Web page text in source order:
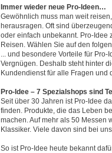
Immer wieder neue Pro-Ideen…
Gewöhnlich muss man weit
herausragen. Oft sind
oder einfach unbekannt. Pro-Idee
Reisen. Wählen Sie auf den
... und besondere Vorteile für
Vergnügen. Deshalb steht hinter
Kundendienst für alle Fragen und
Pro-Idee – 7 Spezialshops sind
Seit über 30 Jahren ist Pro-Idee
finden. Produkte, die das Leben
machen. Auf mehr als 50 Messen
Klassiker. Viele davon sind bei
So ist Pro-Idee heute bekannt